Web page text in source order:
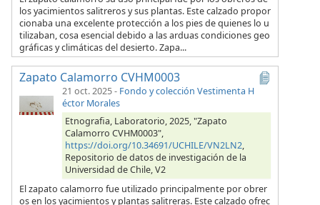
los yacimientos salitreros y sus plantas. Este calzado propor
cionaba una excelente protección a los pies de quienes lo u
tilizaban, cosa esencial debido a las arduas condiciones geo
gráficas y climáticas del desierto. Zapa...
Zapato Calamorro CVHM0003
21 oct. 2025- Fondo y colección Vestimenta H
éctor Morales
Etnografia, Laboratorio, 2025, "Zapato
Calamorro CVHM0003",
https://doi.org/10.34691/UCHILE/VN2LN2,
Repositorio de datos de investigación de la
Universidad de Chile, V2
El zapato calamorro fue utilizado principalmente por obrer
os en los yacimientos y plantas salitreras. Este calzado ofrec